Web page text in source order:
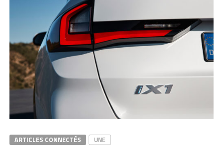
ARTICLES CONNECTÉS UNE